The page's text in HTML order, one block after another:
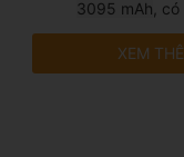
3095 mAh ,
XEM